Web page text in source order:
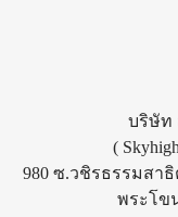
บริษัท
(
980 ซ.วชิรธรรมสาธิ
พระโข